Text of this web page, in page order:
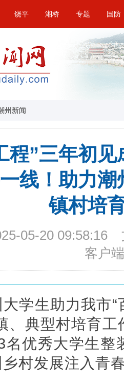
饶平 湘桥 专题 国防
州新闻
程”三年初
线！助力潮
镇村培
05-20 09:58:16
客户端
学生助力我市
、典型村培育
名优秀大学生整
村发展注入青